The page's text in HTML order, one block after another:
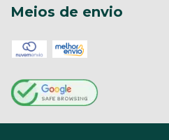
Meios de envio